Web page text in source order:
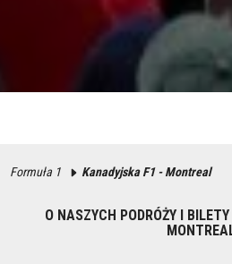
Formuła 1 Kanadyjska F1 - Montreal
O NASZYCH PODRÓŻY I